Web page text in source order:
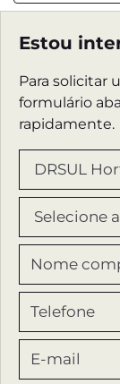
Estou
Para solicitar
formulário
rapidamente.